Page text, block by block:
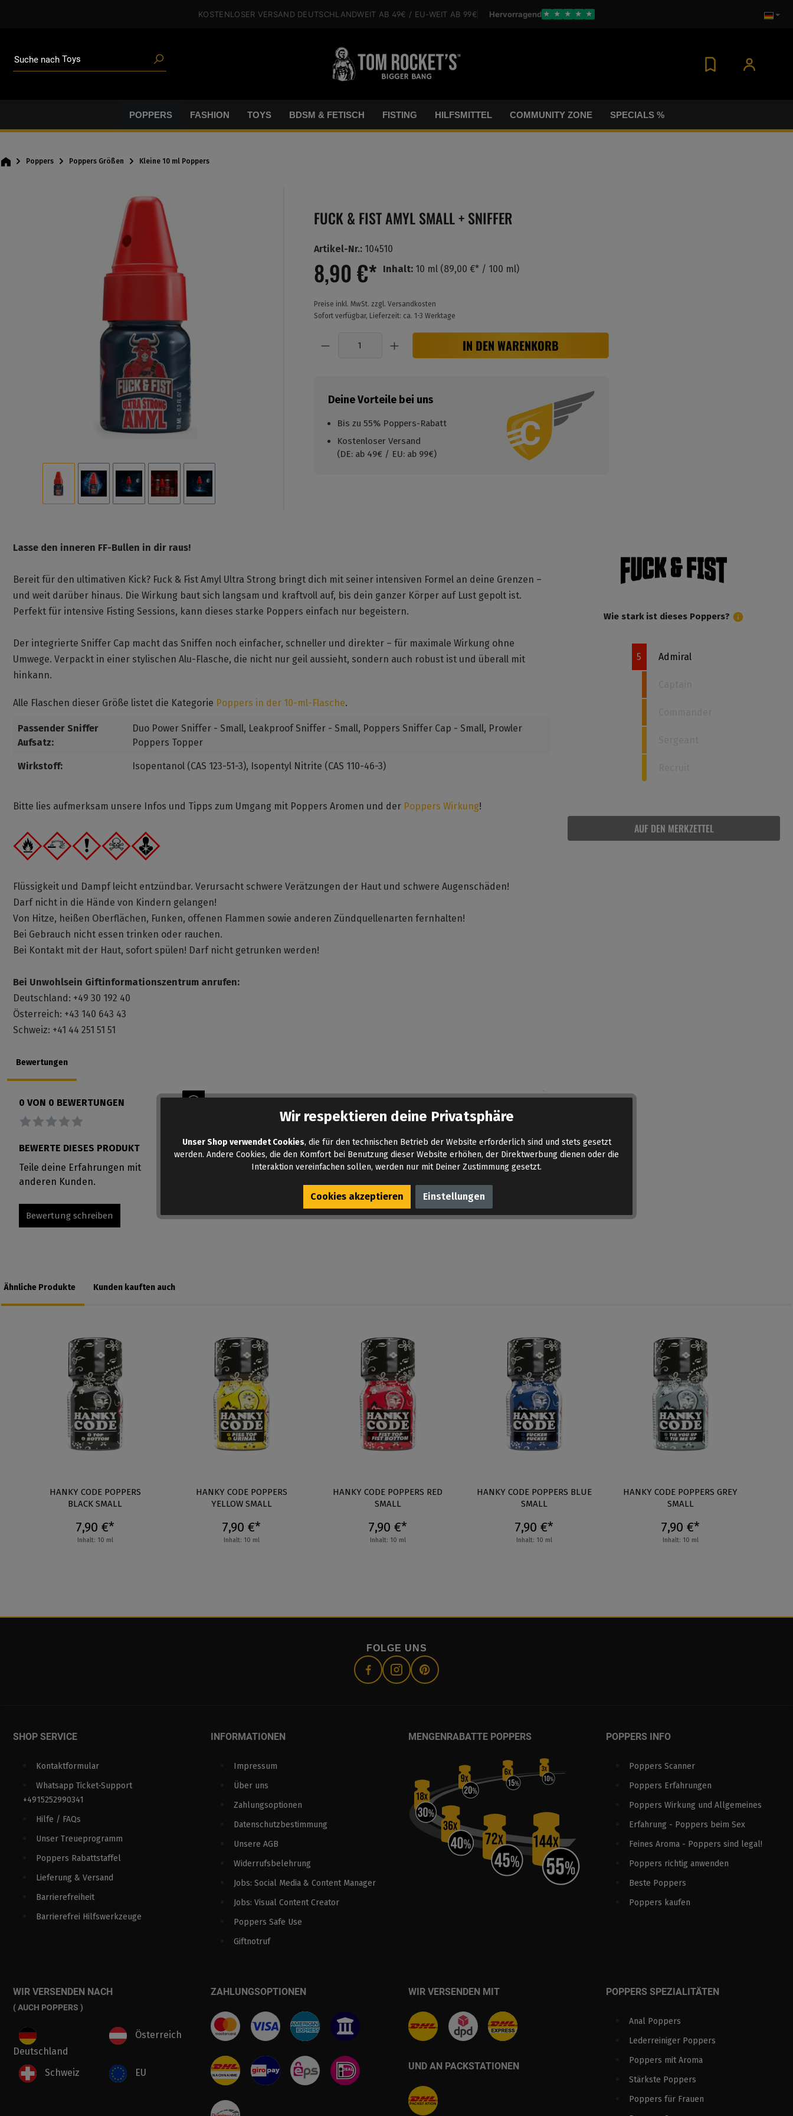
KOSTENLOSER VERSANDDEUTSCHLANDWEIT AB 49€ / EU-WEIT AB 99€ Hervorragend ★ ★ ★ ★ ★
POPPERS FASHION TOYS BDSM & FETISCH FISTING HILFSMITTEL COMMUNITY ZONE SPECIALS %
Poppers Poppers Größen Kleine 10 ml Poppers
FUCK & FIST AMYL SMALL + SNIFFER
Artikel-Nr.: 104510
8,90 €* Inhalt: 10 ml (89,00 €* / 100 ml)
Preise inkl. MwSt. zzgl. Versandkosten
Sofort verfügbar, Lieferzeit: ca. 1-3 Werktage
IN DEN WARENKORB
Deine Vorteile bei uns
Bis zu 55% Poppers-Rabatt
Kostenloser Versand
(DE: ab 49€ / EU: ab 99€)
Wie stark ist dieses Poppers?
5 Admiral
AUF DEN MERKZETTEL
Lasse den inneren FF-Bullen in dir raus!
Bereit für den ultimativen Kick? Fuck & Fist Amyl Ultra Strong bringt dich mit seiner intensiven Formel an deine Grenzen –
und weit darüber hinaus. Die Wirkung baut sich langsam und kraftvoll auf, bis dein ganzer Körper auf Lust gepolt ist.
Perfekt für intensive Fisting Sessions, kann dieses starke Poppers einfach nur begeistern.
Der integrierte Sniffer Cap macht das Sniffen noch einfacher, schneller und direkter – für maximale Wirkung ohne
Umwege. Verpackt in einer stylischen Alu-Flasche, die nicht nur geil aussieht, sondern auch robust ist und überall mit
hinkann.
Alle Flaschen dieser Größe listet die Kategorie Poppers in der 10-ml-Flasche.
Passender Sniffer
Aufsatz:
Duo Power Sniffer - Small, Leakproof Sniffer - Small, Poppers Sniffer Cap - Small, Prowler
Poppers Topper
Wirkstoff: Isopentanol (CAS 123-51-3), Isopentyl Nitrite (CAS 110-46-3)
Bitte lies aufmerksam unsere Infos und Tipps zum Umgang mit Poppers Aromen und der Poppers Wirkung!
Flüssigkeit und Dampf leicht entzündbar. Verursacht schwere Verätzungen der Haut und schwere Augenschäden!
Darf nicht in die Hände von Kindern gelangen!
Von Hitze, heißen Oberflächen, Funken, offenen Flammen sowie anderen Zündquellenarten fernhalten!
Bei Gebrauch nicht essen trinken oder rauchen.
Bei Kontakt mit der Haut, sofort spülen! Darf nicht getrunken werden!
Bei Unwohlsein Giftinformationszentrum anrufen:
Deutschland: +49 30 192 40
Österreich: +43 140 643 43
Schweiz: +41 44 251 51 51
Bewertungen
0 VON 0 BEWERTUNGEN
Durchschnittliche Bewertung von 0 von 5 Sternen
BEWERTE DIESES PRODUKT
Teile deine Erfahrungen mit
anderen Kunden.
Bewertung schreiben
Ähnliche Produkte Kunden kauften auch
HANKY CODE POPPERS
BLACK SMALL
7,90 €*
Inhalt: 10 ml
HANKY CODE POPPERS
YELLOW SMALL
7,90 €*
Inhalt: 10 ml
HANKY CODE POPPERS RED
SMALL
7,90 €*
Inhalt: 10 ml
HANKY CODE POPPERS BLUE
SMALL
7,90 €*
Inhalt: 10 ml
HANKY CODE POPPERS GREY
SMALL
7,90 €*
Inhalt: 10 ml
FOLGE UNS
SHOP SERVICE
Kontaktformular
Whatsapp Ticket-Support
+4915252990341
Hilfe / FAQs
Unser Treueprogramm
Poppers Rabattstaffel
Lieferung & Versand
Barrierefreiheit
Barrierefrei Hilfswerkzeuge
INFORMATIONEN
Impressum
Über uns
Zahlungsoptionen
Datenschutzbestimmung
Unsere AGB
Widerrufsbelehrung
Jobs: Social Media & Content Manager
Jobs: Visual Content Creator
Poppers Safe Use
Giftnotruf
MENGENRABATTE POPPERS POPPERS INFO
Poppers Scanner
Poppers Erfahrungen
Poppers Wirkung und Allgemeines
Erfahrung - Poppers beim Sex
Feines Aroma - Poppers sind legal!
Poppers richtig anwenden
Beste Poppers
Poppers kaufen
WIR VERSENDEN NACH
( AUCH POPPERS )
Deutschland
Österreich
Schweiz EU
ZAHLUNGSOPTIONEN WIR VERSENDEN MIT
UND AN PACKSTATIONEN
POPPERS SPEZIALITÄTEN
Anal Poppers
Lederreiniger Poppers
Poppers mit Aroma
Stärkste Poppers
Poppers für Frauen
Wir respektieren deine Privatsphäre
Unser Shop verwendet Cookies, die für den technischen Betrieb der Website erforderlich sind und stets gesetzt
werden. Andere Cookies, die den Komfort bei Benutzung dieser Website erhöhen, der Direktwerbung dienen oder die
Interaktion vereinfachen sollen, werden nur mit Deiner Zustimmung gesetzt.
Cookies akzeptieren Einstellungen
Suche nach Angeboten
Blogartikeln